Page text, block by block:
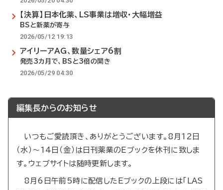
【決算】日本化薬、LS事業は増収・大幅増益
BSと新薬が寄与
2026/05/12 19:13
アイリーアAG、数量シェア6割
発売3カ月で、BSと3倍の開き
2026/05/29 04:30
編集長からのお知らせ
いつもご愛読頂き、ありがとうございます。8月12日
（水）～14日（金）は日刊薬業のEブックを休刊に致しま
す。ウェブサイトは随時更新します。
8月6日午前5時に配信したEブックの上段には「LAS